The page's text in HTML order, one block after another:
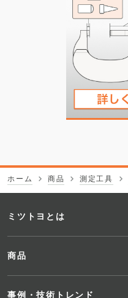
ホーム 商品 測定工具
フ
ッ
タ
ミツトヨとは
商品
事例・技術トレンド